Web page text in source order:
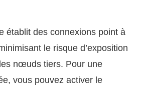
établit des connexions point à
le risque d’exposition
nœuds tiers. Pour une
vous pouvez activer le